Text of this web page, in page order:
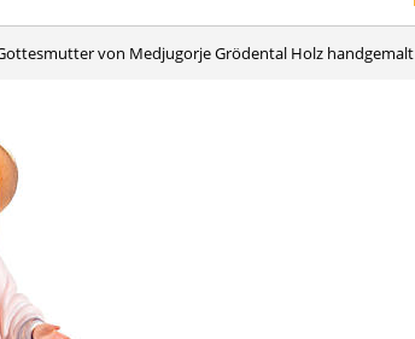
Gottesmutter von Medjugorje Grödental Holz handgemalt